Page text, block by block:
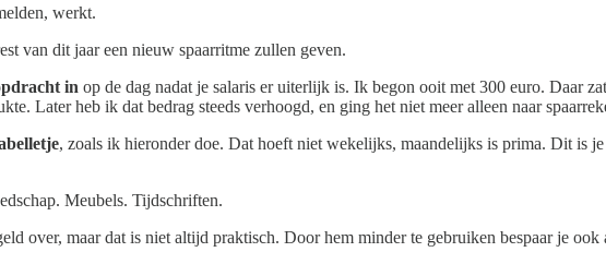
werkt.
van dit jaar een nieuw spaarritme zullen geven.
in op de dag nadat je salaris er uiterlijk is. Ik begon ooit met 300 euro. Daar
Later heb ik dat bedrag steeds verhoogd, en ging het niet meer alleen naar
, zoals ik hieronder doe. Dat hoeft niet wekelijks, maandelijks is prima. Dit is
Meubels. Tijdschriften.
over, maar dat is niet altijd praktisch. Door hem minder te gebruiken bespaar je